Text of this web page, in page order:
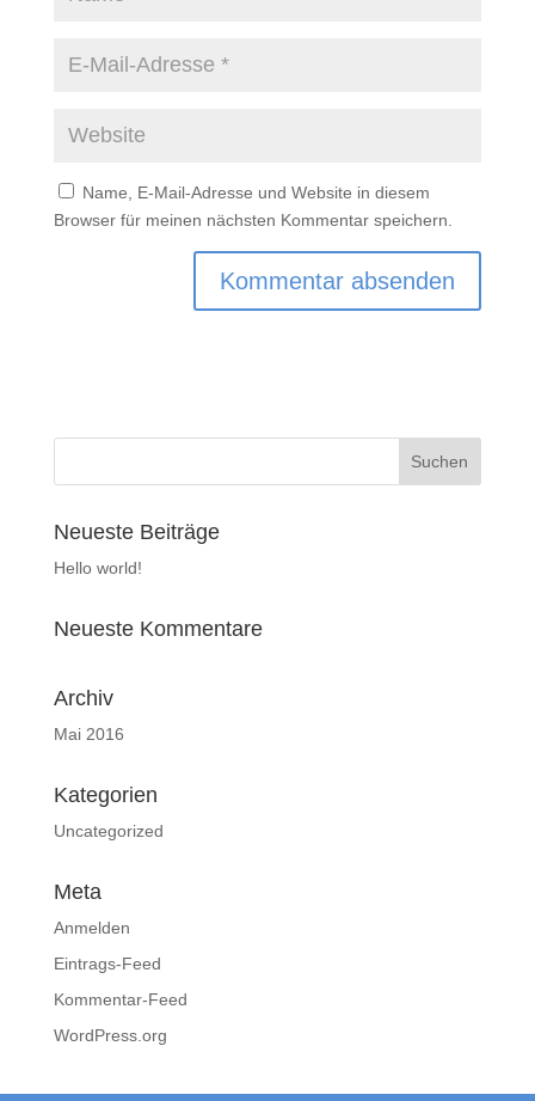
Name, E-Mail-Adresse und Website in diesem
Browser für meinen nächsten Kommentar speichern.
Neueste Beiträge
Hello world!
Neueste Kommentare
Archiv
Mai 2016
Kategorien
Uncategorized
Meta
Anmelden
Eintrags-Feed
Kommentar-Feed
WordPress.org